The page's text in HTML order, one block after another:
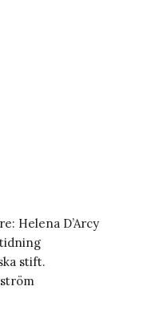
Helena D’Arcy
stift.